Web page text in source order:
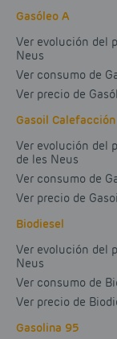
Gasóleo A
Ver evolución del
Neus
Ver consumo de
Ver precio de
Gasoil Calefacción
Ver evolución del
de les Neus
Ver consumo de
Ver precio de
Biodiesel
Ver evolución del
Neus
Ver consumo de
Ver precio de
Gasolina 95